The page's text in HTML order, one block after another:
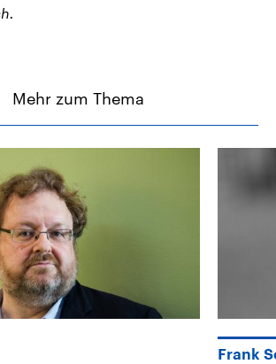
Mehr zum Thema
Frank